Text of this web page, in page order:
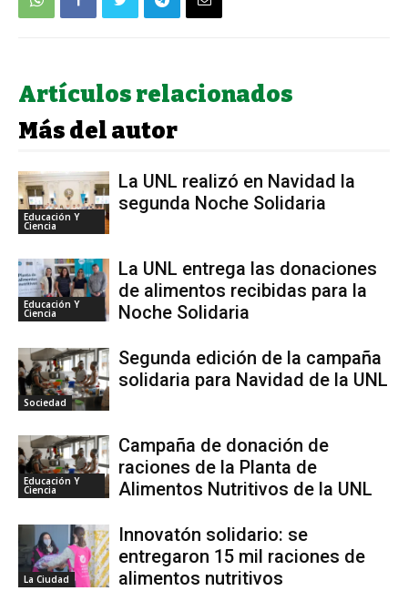
Artículos relacionados
Más del autor
Educación Y
Ciencia
La UNL realizó en Navidad la
segunda Noche Solidaria
Educación Y
Ciencia
La UNL entrega las donaciones
de alimentos recibidas para la
Noche Solidaria
Sociedad
Segunda edición de la campaña
solidaria para Navidad de la UNL
Educación Y
Ciencia
Campaña de donación de
raciones de la Planta de
Alimentos Nutritivos de la UNL
La Ciudad
Innovatón solidario: se
entregaron 15 mil raciones de
alimentos nutritivos